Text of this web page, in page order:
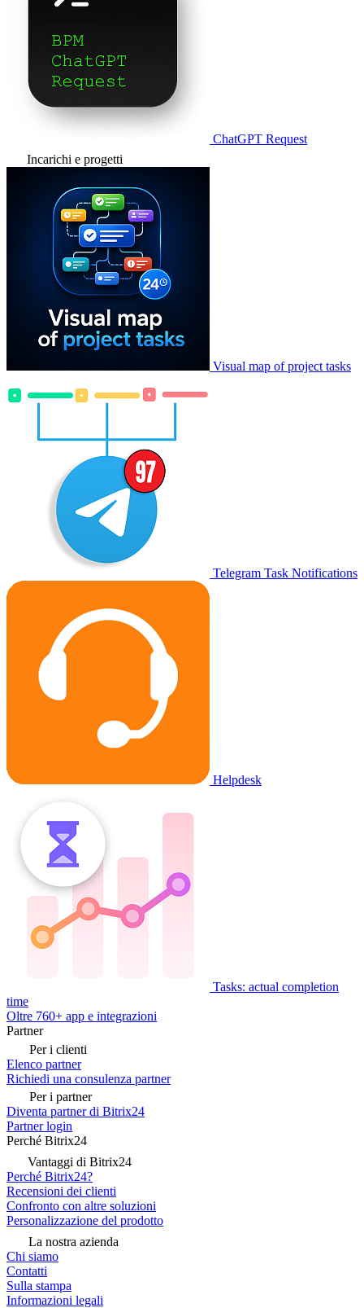
ChatGPT Request
Incarichi e progetti
Visual map of project tasks
Telegram Task Notifications
Helpdesk
Tasks: actual completion
time
Oltre 760+ app e integrazioni
Partner
Per i clienti
Elenco partner
Richiedi una consulenza partner
Per i partner
Diventa partner di Bitrix24
Partner login
Perché Bitrix24
Vantaggi di Bitrix24
Perché Bitrix24?
Recensioni dei clienti
Confronto con altre soluzioni
Personalizzazione del prodotto
La nostra azienda
Chi siamo
Contatti
Sulla stampa
Informazioni legali